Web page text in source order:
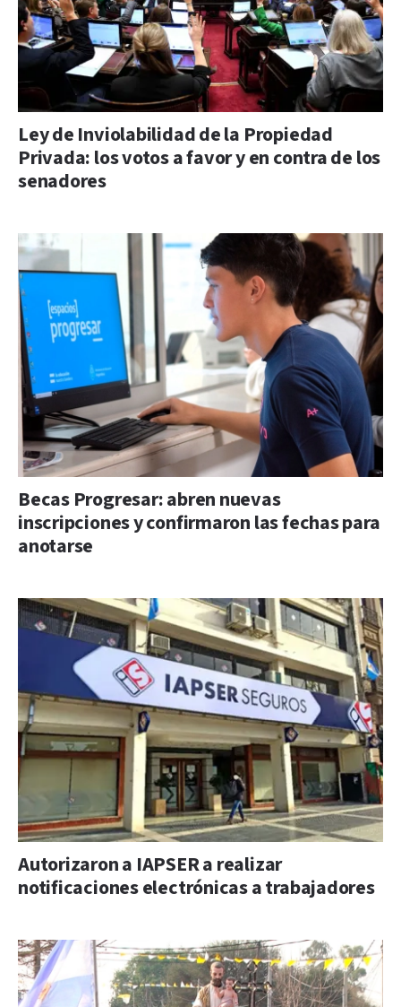
Ley de Inviolabilidad de la Propiedad
Privada: los votos a favor y en contra de los
senadores
Becas Progresar: abren nuevas
inscripciones y confirmaron las fechas para
anotarse
Autorizaron a IAPSER a realizar
notificaciones electrónicas a trabajadores